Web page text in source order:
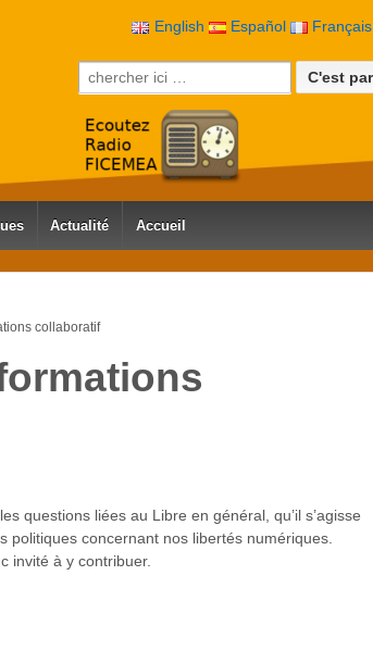
English Español Français
Recherche pour:
Actualité Accueil
collaboratif
questions liées au Libre en général, qu’il s’agisse
concernant nos libertés numériques.
invité à y contribuer.